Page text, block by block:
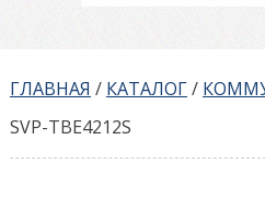
ГЛАВНАЯ / КАТАЛОГ/
SVP-TBE4212S